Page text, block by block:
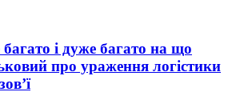
і дуже багато на що
про ураження логістики